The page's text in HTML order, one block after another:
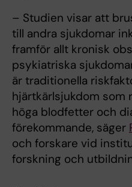
– Studien visar att
till andra sjukdomar
framför allt kronisk
psykiatriska
är traditionella
hjärtkärlsjukdom som
höga blodfetter och
förekommande, säger
och forskare vid
forskning och